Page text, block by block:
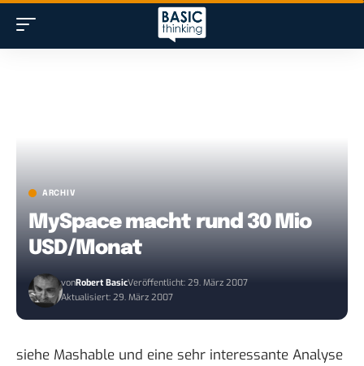
ARCHIV
MySpace macht rund 30 Mio
USD/Monat
vonRobert BasicVeröffentlicht: 29. März 2007
Aktualisiert: 29. März 2007
siehe Mashable und eine sehr interessante Analyse